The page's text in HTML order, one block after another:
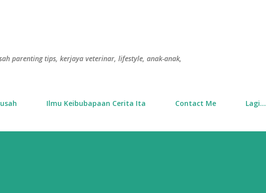
parenting tips, kerjaya veterinar, lifestyle, anak-anak,
Ilmu Keibubapaan Cerita Ita Contact Me Lagi…